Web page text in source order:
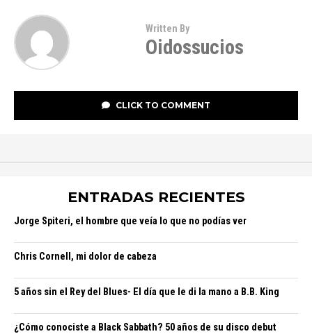
Written By
Oidossucios
CLICK TO COMMENT
ENTRADAS RECIENTES
Jorge Spiteri, el hombre que veía lo que no podías ver
Chris Cornell, mi dolor de cabeza
5 años sin el Rey del Blues- El día que le di la mano a B.B. King
¿Cómo conociste a Black Sabbath? 50 años de su disco debut